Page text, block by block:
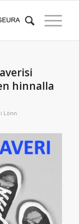
hinnalla
Lönn